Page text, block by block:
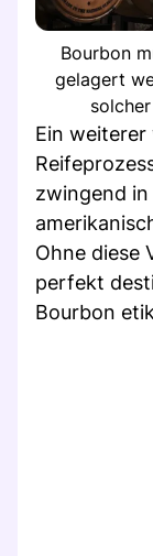
Bourbon
gelagert
Ein
zwingend in
Ohne diese
perfekt
Bourbon